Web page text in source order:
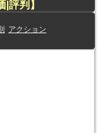
評判】
アクション